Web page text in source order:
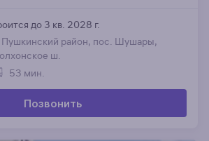
до 3 кв. 2028 г.
Пушкинский район, пос. Шушары,
ш.
53 мин.
Позвонить